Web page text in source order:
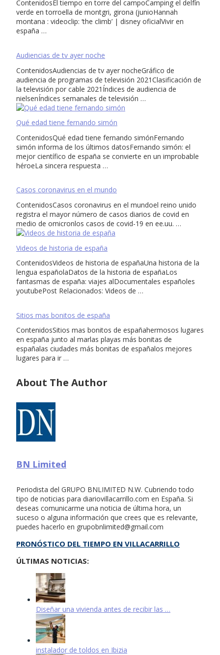
ContenidosEl tiempo en torre del campoCamping el delfín
verde en torroella de montgri, girona (junioHannah
montana : videoclip: ‘the climb’ | disney oficialVivir en
españa …
Audiencias de tv ayer noche
ContenidosAudiencias de tv ayer nocheGráfico de
audiencia de programas de televisión 2021Clasificación de
la televisión por cable 2021Índices de audiencia de
nielsenÍndices semanales de televisión …
Qué edad tiene fernando simón
ContenidosQué edad tiene fernando simónFernando
simón informa de los últimos datosFernando simón: el
mejor científico de españa se convierte en un improbable
héroeLa sincera respuesta …
Casos coronavirus en el mundo
ContenidosCasos coronavirus en el mundoel reino unido
registra el mayor número de casos diarios de covid en
medio de omicronlos casos de covid-19 en ee.uu. …
Videos de historia de españa
ContenidosVideos de historia de españaUna historia de la
lengua españolaDatos de la historia de españaLos
fantasmas de españa: viajes alDocumentales españoles
youtubePost Relacionados: Videos de …
Sitios mas bonitos de españa
ContenidosSitios mas bonitos de españahermosos lugares
en españa junto al marlas playas más bonitas de
españalas ciudades más bonitas de españalos mejores
lugares para ir …
About The Author
BN Limited
Periodista del GRUPO BNLIMITED N.W. Cubriendo todo
tipo de noticias para diariovillacarrillo.com en España. Si
deseas comunicarme una noticia de última hora, un
suceso o alguna información que crees que es relevante,
puedes hacerlo en grupobnlimited@gmail.com
PRONÓSTICO DEL TIEMPO EN VILLACARRILLO
ÚLTIMAS NOTICIAS:
Diseñar una vivienda antes de recibir las …
instalador de toldos en Ibizia